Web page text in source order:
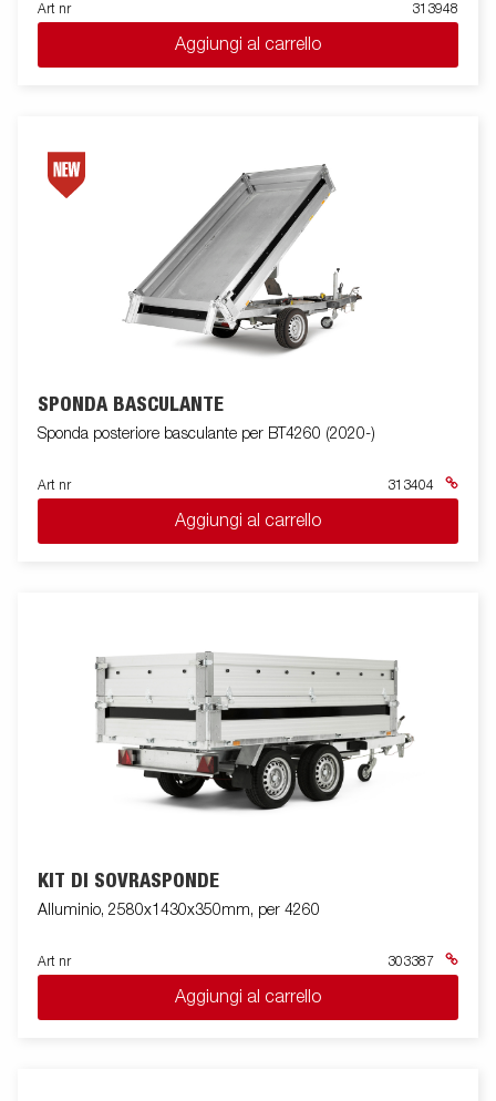
Art nr 313948
Aggiungi al carrello
SPONDA BASCULANTE
Sponda posteriore basculante per BT4260 (2020-)
Art nr 313404
Aggiungi al carrello
KIT DI SOVRASPONDE
Alluminio, 2580x1430x350mm, per 4260
Art nr 303387
Aggiungi al carrello